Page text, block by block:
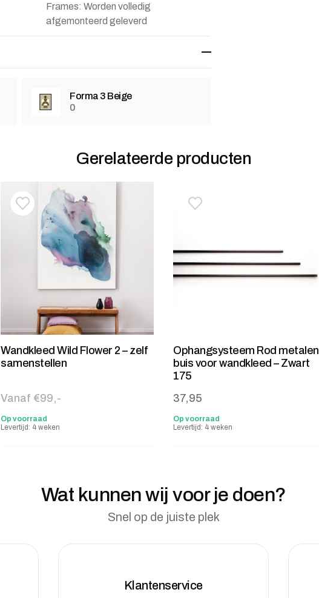
Frames: Worden volledig
afgemonteerd geleverd
Forma 3 Beige
0
Gerelateerde producten
Toevoegen aan verlanglijstje
Verwijderen van verlanglijst
Wandkleed Wild Flower 2 – zelf
samenstellen
Vanaf €99,-
Op voorraad
Levertijd: 4 weken
Toevoegen aan verlanglijstje
Verwijderen van verlanglijst
Ophangsysteem Rod metalen
buis voor wandkleed – Zwart
175
37,95
Op voorraad
Levertijd: 4 weken
Wat kunnen wij voor je doen?
Snel op de juiste plek
Klantenservice